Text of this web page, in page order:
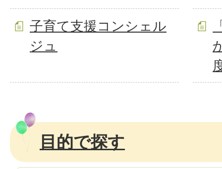
子育て支援コンシェル
ジュ
目的で探す